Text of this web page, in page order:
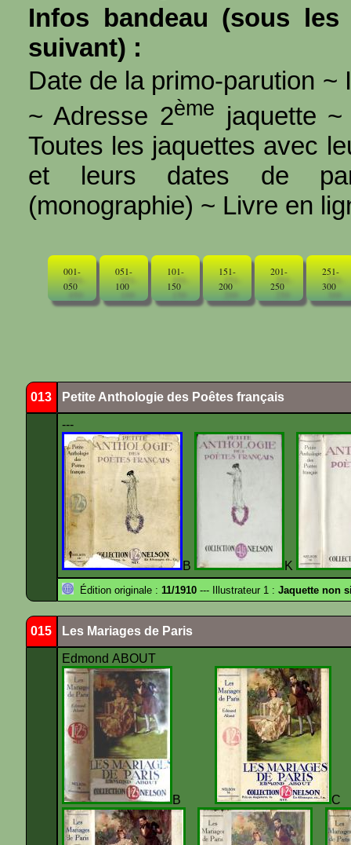
Infos bandeau (sous
suivant) :
Date de la primo-parution ~
~ Adresse 2ème jaquette
Toutes les jaquettes avec
et leurs dates de
(monographie) ~ Livre en
001-
050
051-
100
101-
150
151-
200
201-
250
251-
300
013 Petite Anthologie des Poêtes français
---
B K
Édition originale : 11/1910 --- Illustrateur 1 : Jaquette non
015 Les Mariages de Paris
Edmond ABOUT
B